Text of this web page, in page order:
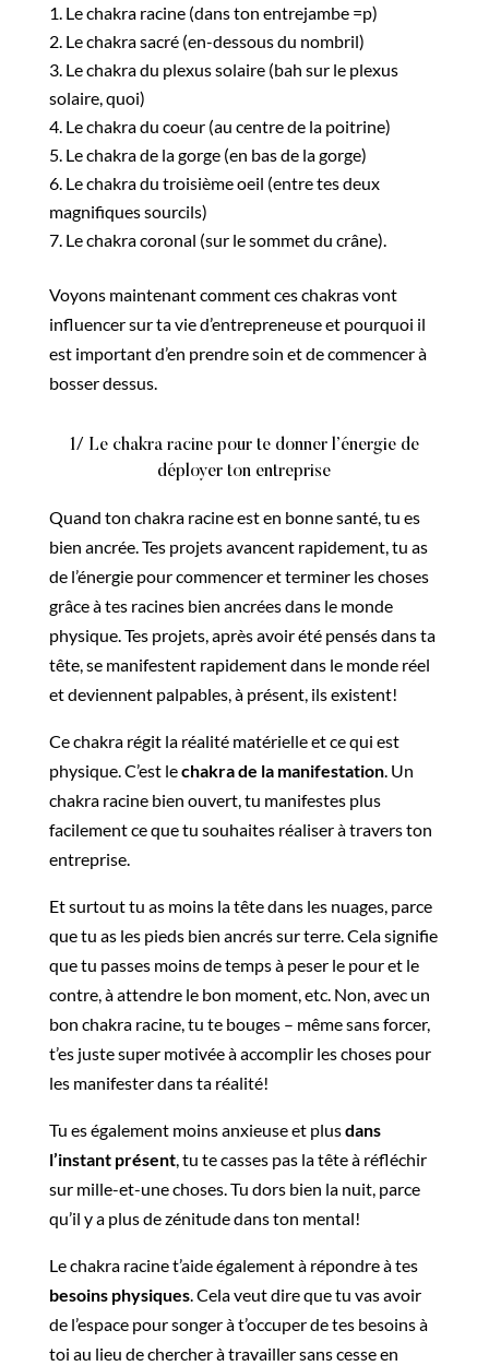
Le chakra racine (dans ton entrejambe =p)
Le chakra sacré (en-dessous du nombril)
Le chakra du plexus solaire (bah sur le plexus
solaire, quoi)
Le chakra du coeur (au centre de la poitrine)
Le chakra de la gorge (en bas de la gorge)
Le chakra du troisième oeil (entre tes deux
magnifiques sourcils)
Le chakra coronal (sur le sommet du crâne).
Voyons maintenant comment ces chakras vont
influencer sur ta vie d’entrepreneuse et pourquoi il
est important d’en prendre soin et de commencer à
bosser dessus.
1/ Le chakra racine pour te donner l’énergie de
déployer ton entreprise
Quand ton chakra racine est en bonne santé, tu es
bien ancrée. Tes projets avancent rapidement, tu as
de l’énergie pour commencer et terminer les choses
grâce à tes racines bien ancrées dans le monde
physique. Tes projets, après avoir été pensés dans ta
tête, se manifestent rapidement dans le monde réel
et deviennent palpables, à présent, ils existent!
Ce chakra régit la réalité matérielle et ce qui est
physique. C’est lechakra de la manifestation. Un
chakra racine bien ouvert, tu manifestes plus
facilement ce que tu souhaites réaliser à travers ton
entreprise.
Et surtout tu as moins la tête dans les nuages, parce
que tu as les pieds bien ancrés sur terre. Cela signifie
que tu passes moins de temps à peser le pour et le
contre, à attendre le bon moment, etc. Non, avec un
bon chakra racine, tu te bouges – même sans forcer,
t’es juste super motivée à accomplir les choses pour
les manifester dans ta réalité!
Tu es également moins anxieuse et plusdans
l’instant présent, tu te casses pas la tête à réfléchir
sur mille-et-une choses. Tu dors bien la nuit, parce
qu’il y a plus de zénitude dans ton mental!
Le chakra racine t’aide également à répondre à tes
besoins physiques. Cela veut dire que tu vas avoir
de l’espace pour songer à t’occuper de tes besoins à
toi au lieu de chercher à travailler sans cesse en